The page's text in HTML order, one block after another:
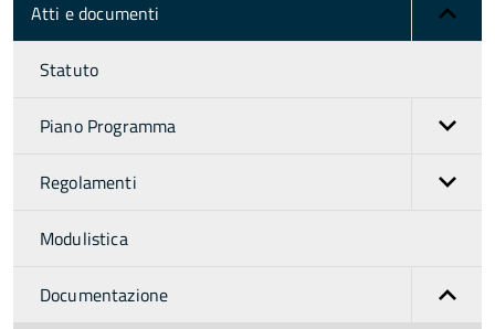
Atti e documenti
Statuto
Piano Programma
Regolamenti
Modulistica
Documentazione